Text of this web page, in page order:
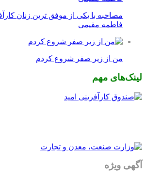
مصاحبه با یکی از موفق ترین زنان
فاطمه مقیمی
من از زیر صفر شروع کردم
لینک‌های مهم
آگهی ویژه